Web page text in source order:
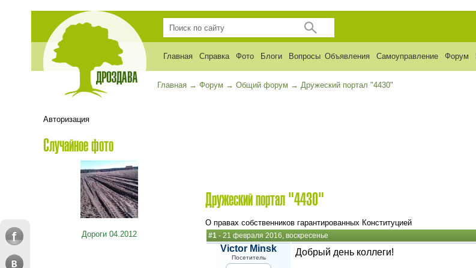
Главная Справка Фото Блоги Вопросы Объявления Самоуправление Форум
Авторизация
Главная → Форум → Общий форум → Дружеский портал "4430"
Случайное фото
Дороги 04.2012
Дружеский портал "4430"
О правах собственников гарантированных Конституцией
#1 - 21 февраля 2016, воскресенье
Victor Minsk
Посетитель
Добрый день коллеги!